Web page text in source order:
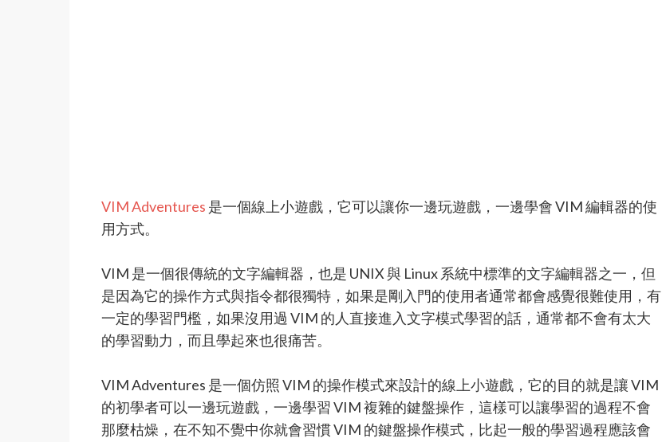
VIM Adventures 是一個線上小遊戲，它可以讓你一邊玩遊戲，一邊學會 VIM 編輯器的使
用方式。
VIM 是一個很傳統的文字編輯器，也是 UNIX 與 Linux 系統中標準的文字編輯器之一，但
是因為它的操作方式與指令都很獨特，如果是剛入門的使用者通常都會感覺很難使用，有
一定的學習門檻，如果沒用過 VIM 的人直接進入文字模式學習的話，通常都不會有太大
的學習動力，而且學起來也很痛苦。
VIM Adventures 是一個仿照 VIM 的操作模式來設計的線上小遊戲，它的目的就是讓 VIM
的初學者可以一邊玩遊戲，一邊學習 VIM 複雜的鍵盤操作，這樣可以讓學習的過程不會
那麼枯燥，在不知不覺中你就會習慣 VIM 的鍵盤操作模式，比起一般的學習過程應該會